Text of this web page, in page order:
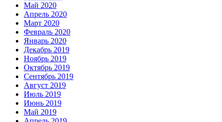
Май 2020
Апрель 2020
Март 2020
Февраль 2020
Январь 2020
Декабрь 2019
Ноябрь 2019
Октябрь 2019
Сентябрь 2019
Август 2019
Июль 2019
Июнь 2019
Май 2019